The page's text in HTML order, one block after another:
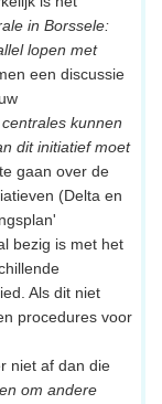
in Borssele:
lopen met
een discussie
kunnen
dit initiatief moet
gaan over de
(Delta en
bezig is met het
Als dit niet
procedures voor
niet af dan die
om andere